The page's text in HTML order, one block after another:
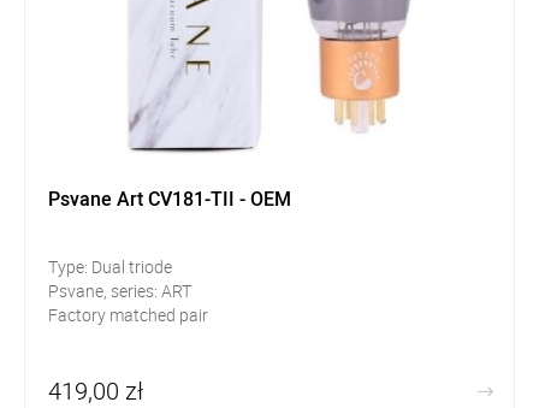
Psvane Art CV181-TII - OEM
Type: Dual triode
Psvane, series: ART
Factory matched pair
419,00 zł